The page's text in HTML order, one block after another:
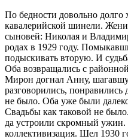
По бедности довольно долго
кавалерийской шинели.
сыновей: Николая и
родах в 1929 году.
подыскивать вторую. И
Оба возвращались с
Мирон догнал Анну,
разговорились,
не было. Оба уже были
Свадьбы как таковой не
да устроили скромный
коллективизация. Шел 1930